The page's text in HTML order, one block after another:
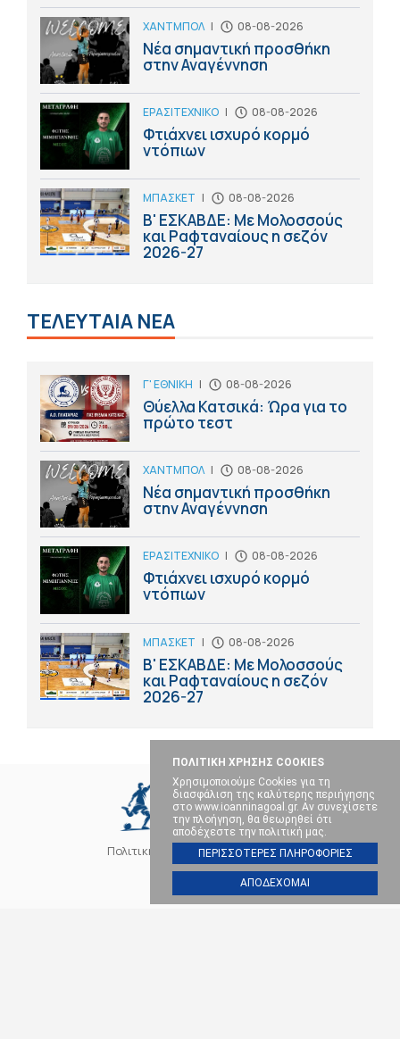
ΠΟΛΙΤΙΚΗ ΧΡΗΣΗΣ COOKIES
Χρησιμοποιούμε Cookies για τη
διασφάλιση της καλύτερης περιήγησης
στο www.ioanninagoal.gr. Αν συνεχίσετε
την πλοήγηση, θα θεωρηθεί ότι
αποδέχεστε την πολιτική μας.
ΠΕΡΙΣΣΟΤΕΡΕΣ ΠΛΗΡΟΦΟΡΙΕΣ
ΑΠΟΔΕΧΟΜΑΙ
ΧΑΝΤΜΠΟΛ | 08-08-2026
Νέα σημαντική προσθήκη
στην Αναγέννηση
ΕΡΑΣΙΤΕΧΝΙΚΟ | 08-08-2026
Φτιάχνει ισχυρό κορμό
ντόπιων
ΜΠΑΣΚΕΤ | 08-08-2026
Β' ΕΣΚΑΒΔΕ: Με Μολοσσούς
και Ραφταναίους η σεζόν
2026-27
ΤΕΛΕΥΤΑΙΑ ΝΕΑ
Γ' ΕΘΝΙΚΗ | 08-08-2026
Θύελλα Κατσικά: Ώρα για το
πρώτο τεστ
ΧΑΝΤΜΠΟΛ | 08-08-2026
Νέα σημαντική προσθήκη
στην Αναγέννηση
ΕΡΑΣΙΤΕΧΝΙΚΟ | 08-08-2026
Φτιάχνει ισχυρό κορμό
ντόπιων
ΜΠΑΣΚΕΤ | 08-08-2026
Β' ΕΣΚΑΒΔΕ: Με Μολοσσούς
και Ραφταναίους η σεζόν
2026-27
Πολιτική Cookies Επικοινωνία
SOCIAL MEDIA